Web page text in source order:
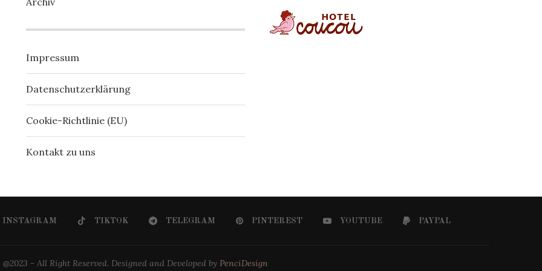
Impressum
Datenschutzerklärung
Cookie-Richtlinie (EU)
Kontakt zu uns
INSTAGRAM TIKTOK TELEGRAM PINTEREST YOUTUBE PAYPAL
@2023 - All Right Reserved. Designed and Developed by PenciDesign